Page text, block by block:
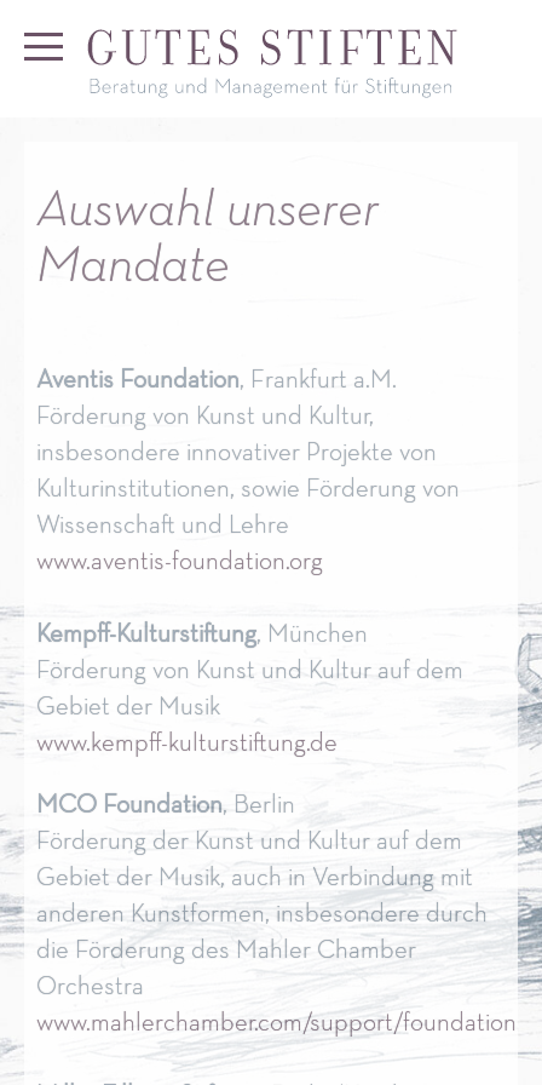
Auswahl unserer
Mandate
Aventis Foundation, Frankfurt a.M.
Förderung von Kunst und Kultur,
insbesondere innovativer Projekte von
Kulturinstitutionen, sowie Förderung von
Wissenschaft und Lehre
www.aventis-foundation.org
Kempff-Kulturstiftung, München
Förderung von Kunst und Kultur auf dem
Gebiet der Musik
www.kempff-kulturstiftung.de
MCO Foundation, Berlin
Förderung der Kunst und Kultur auf dem
Gebiet der Musik, auch in Verbindung mit
anderen Kunstformen, insbesondere durch
die Förderung des Mahler Chamber
Orchestra
www.mahlerchamber.com/support/foundations